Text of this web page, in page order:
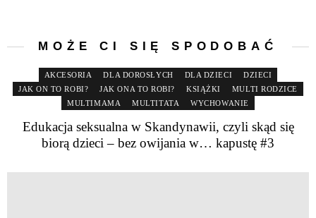
MOŻE CI SIĘ SPODOBAĆ
AKCESORIA DLA DOROSŁYCH DLA DZIECI
DZIECI
JAK ON TO ROBI?
JAK ONA TO ROBI? KSIĄŻKI
MULTI RODZICE
MULTIMAMA
MULTITATA WYCHOWANIE
Edukacja seksualna w Skandynawii, czyli skąd się
biorą dzieci – bez owijania w… kapustę #3